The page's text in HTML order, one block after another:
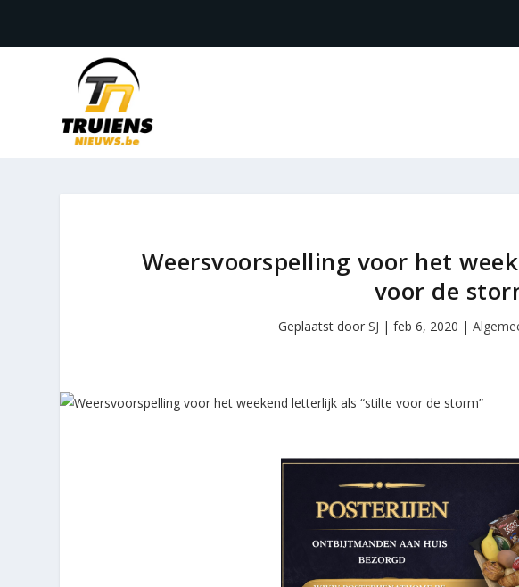
Weersvoorspelling voor het
voor de
Geplaatst doorSJ |feb 6, 2020 |